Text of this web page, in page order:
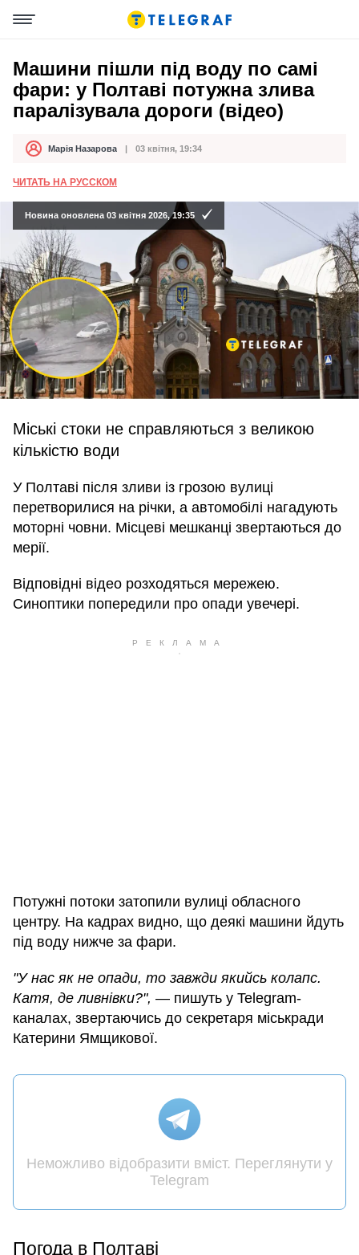
Машини пішли під воду по самі
фари: у Полтаві потужна злива
паралізувала дороги (відео)
АвторМарія Назарова
Дата публікації 03 квітня, 19:34
ЧИТАТЬ НА РУССКОМ
Новина оновлена 03 квітня 2026, 19:35
Міські стоки не справляються з великою
кількістю води
У Полтаві після зливи із грозою вулиці
перетворилися на річки, а автомобілі нагадують
моторні човни. Місцеві мешканці звертаються до
мерії.
Відповідні відео розходяться мережею.
Синоптики попередили про опади увечері.
Потужні потоки затопили вулиці обласного
центру. На кадрах видно, що деякі машини йдуть
під воду нижче за фари.
"У нас як не опади, то завжди якийсь колапс.
Катя, де ливнівки?", — пишуть у Telegram-
каналах, звертаючись до секретаря міськради
Катерини Ямщикової.
Неможливо відобразити вміст. Переглянути у
Telegram
Погода в Полтаві